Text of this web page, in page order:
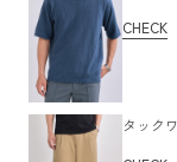
CHECK
タック